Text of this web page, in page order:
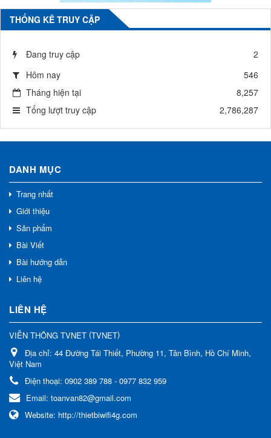
THỐNG KÊ TRUY CẬP
Đang truy cập
2
Hôm nay
546
Tháng hiện tại
8,257
Tổng lượt truy cập
2,786,287
DANH MỤC
Trang nhất
Giới thiệu
Sản phẩm
Bài Viết
Bài hướng dẫn
Liên hệ
LIÊN HỆ
VIỄN THÔNG TVNET (TVNET)
Địa chỉ: 44 Đường Tái Thiết, Phường 11, Tân Bình, Hồ Chí Minh,
Việt Nam
Điện thoại: 0902 389 788 - 0977 832 959
Email: toanvan82@gmail.com
Website: http://thietbiwifi4g.com